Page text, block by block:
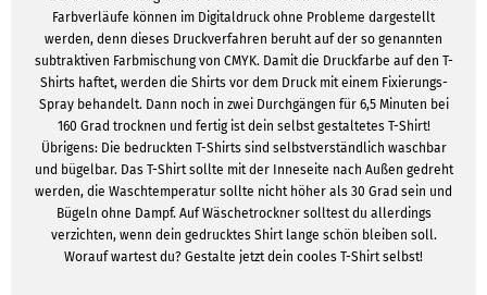
Farbverläufe können im Digitaldruck ohne Probleme dargestellt
werden, denn dieses Druckverfahren beruht auf der so genannten
subtraktiven Farbmischung von CMYK. Damit die Druckfarbe auf den T-
Shirts haftet, werden die Shirts vor dem Druck mit einem Fixierungs-
Spray behandelt. Dann noch in zwei Durchgängen für 6,5 Minuten bei
160 Grad trocknen und fertig ist dein selbst gestaltetes T-Shirt!
Übrigens: Die bedruckten T-Shirts sind selbstverständlich waschbar
und bügelbar. Das T-Shirt sollte mit der Inneseite nach Außen gedreht
werden, die Waschtemperatur sollte nicht höher als 30 Grad sein und
Bügeln ohne Dampf. Auf Wäschetrockner solltest du allerdings
verzichten, wenn dein gedrucktes Shirt lange schön bleiben soll.
Worauf wartest du? Gestalte jetzt dein cooles T-Shirt selbst!